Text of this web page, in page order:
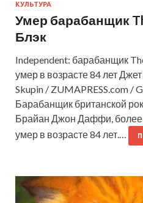
КУЛЬТУРА
Умер барабанщик
Блэк
Independent: барабанщик
умер в возрасте 84 лет
Skupin / ZUMAPRESS.com /
Барабанщик британской
Брайан Джон Даффи, более
умер в возрасте 84 лет.…